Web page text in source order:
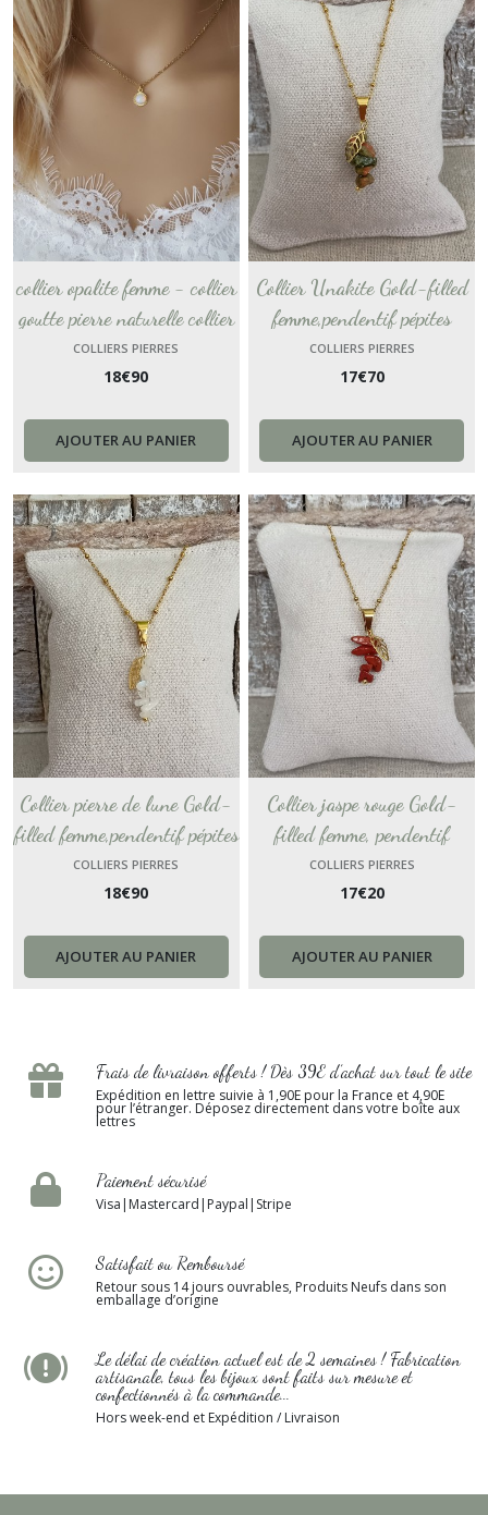
collier opalite femme - collier
goutte pierre naturelle collier
chaîne plaque or 18k fait
main chakra France Cadeau
COLLIERS PIERRES
18€90
AJOUTER AU PANIER
Collier Unakite Gold-filled
femme,pendentif pépites
pierres naturelles, Bijou fait
main,cadeau pour amie
COLLIERS PIERRES
17€70
AJOUTER AU PANIER
Collier pierre de lune Gold-
filled femme,pendentif pépites
pierres naturelles, Bijou fait
main,cadeau pour amie
COLLIERS PIERRES
18€90
AJOUTER AU PANIER
Collier jaspe rouge Gold-
filled femme, pendentif
pépites pierres naturelles,
Bijou fait main, cadeau pour
femme
COLLIERS PIERRES
17€20
AJOUTER AU PANIER
Frais de livraison offerts ! Dès 39E d’achat sur tout le site
Expédition en lettre suivie à 1,90E pour la France et 4,90E
pour l’étranger. Déposez directement dans votre boîte aux
lettres
Paiement sécurisé
Visa|Mastercard|Paypal|Stripe
Satisfait ou Remboursé
Retour sous 14 jours ouvrables, Produits Neufs dans son
emballage d’origine
Le délai de création actuel est de 2 semaines ! Fabrication
artisanale, tous les bijoux sont faits sur mesure et
confectionnés à la commande...
Hors week-end et Expédition / Livraison